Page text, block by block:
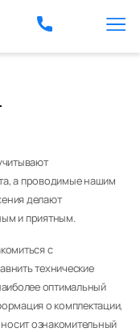
а проводимые нашим
делают
и приятным.
с
технические
оптимальный
о комплектации,
ознакомительный